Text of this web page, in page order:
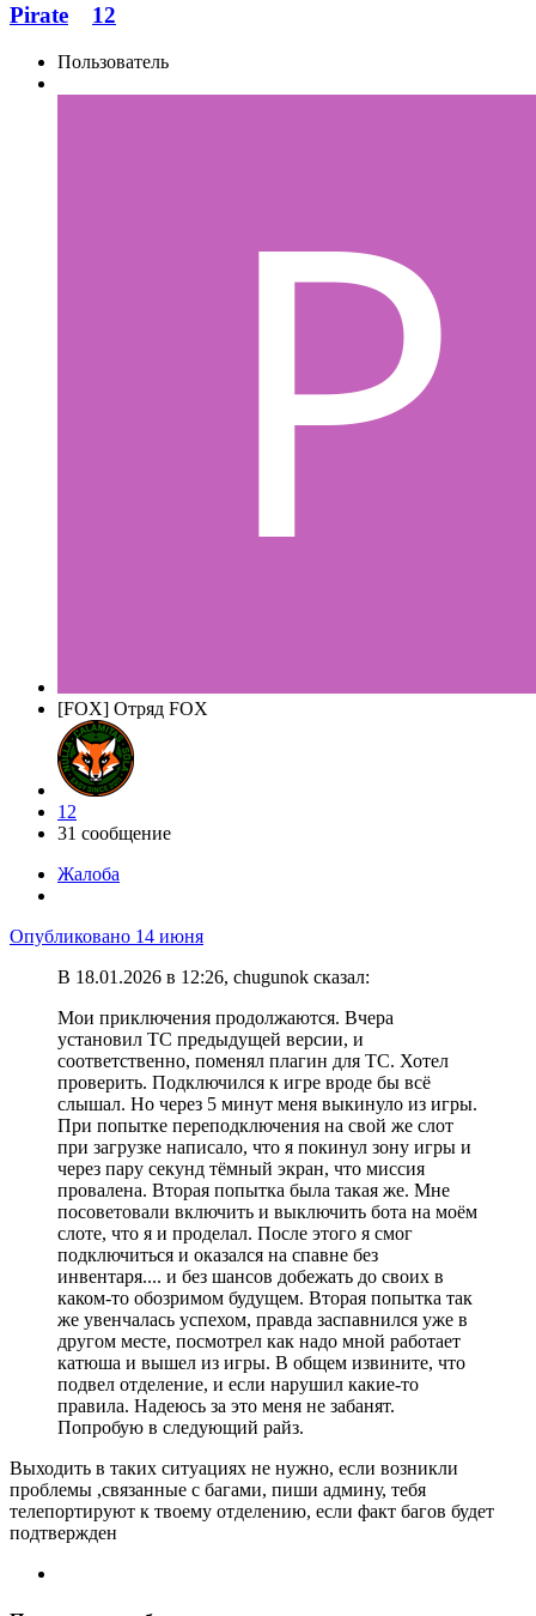
Pirate 12
Пользователь
[FOX] Отряд FOX
12
31 сообщение
Жалоба
Опубликовано 14 июня
В 18.01.2026 в 12:26, chugunok сказал:
Мои приключения продолжаются. Вчера
установил ТС предыдущей версии, и
соответственно, поменял плагин для ТС. Хотел
проверить. Подключился к игре вроде бы всё
слышал. Но через 5 минут меня выкинуло из игры.
При попытке переподключения на свой же слот
при загрузке написало, что я покинул зону игры и
через пару секунд тёмный экран, что миссия
провалена. Вторая попытка была такая же. Мне
посоветовали включить и выключить бота на моём
слоте, что я и проделал. После этого я смог
подключиться и оказался на спавне без
инвентаря.... и без шансов добежать до своих в
каком-то обозримом будущем. Вторая попытка так
же увенчалась успехом, правда заспавнился уже в
другом месте, посмотрел как надо мной работает
катюша и вышел из игры. В общем извините, что
подвел отделение, и если нарушил какие-то
правила. Надеюсь за это меня не забанят.
Попробую в следующий райз.
Выходить в таких ситуациях не нужно, если возникли
проблемы ,связанные с багами, пиши админу, тебя
телепортируют к твоему отделению, если факт багов будет
подтвержден